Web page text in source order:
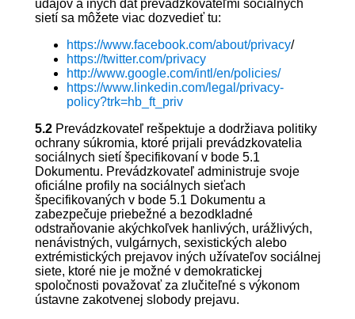
údajov a iných dát prevádzkovateľmi sociálnych
sietí sa môžete viac dozvedieť tu:
https://www.facebook.com/about/privacy/
https://twitter.com/privacy
http://www.google.com/intl/en/policies/
https://www.linkedin.com/legal/privacy-
policy?trk=hb_ft_priv
5.2Prevádzkovateľ rešpektuje a dodržiava politiky
ochrany súkromia, ktoré prijali prevádzkovatelia
sociálnych sietí špecifikovaní v bode 5.1
Dokumentu. Prevádzkovateľ administruje svoje
oficiálne profily na sociálnych sieťach
špecifikovaných v bode 5.1 Dokumentu a
zabezpečuje priebežné a bezodkladné
odstraňovanie akýchkoľvek hanlivých, urážlivých,
nenávistných, vulgárnych, sexistických alebo
extrémistických prejavov iných užívateľov sociálnej
siete, ktoré nie je možné v demokratickej
spoločnosti považovať za zlučiteľné s výkonom
ústavne zakotvenej slobody prejavu.